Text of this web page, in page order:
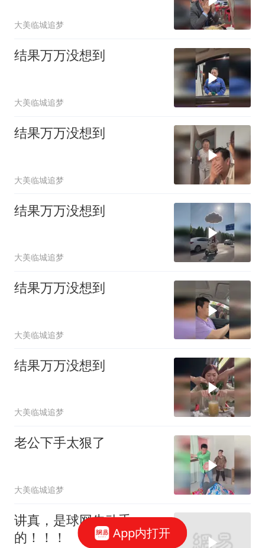
大美临城追梦
结果万万没想到
大美临城追梦
结果万万没想到
大美临城追梦
结果万万没想到
大美临城追梦
结果万万没想到
大美临城追梦
结果万万没想到
大美临城追梦
老公下手太狠了
大美临城追梦
讲真，是球网先动手
的！！！
App内打开